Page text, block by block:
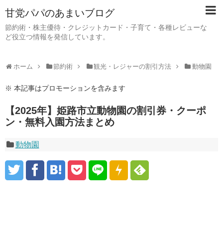
甘党パパのあまいブログ
節約術・株主優待・クレジットカード・子育て・各種レビューな
ど役立つ情報を発信しています。
ホーム 節約術 観光・レジャーの割引方法 動物園
※ 本記事はプロモーションを含みます
【2025年】姫路市立動物園の割引券・クーポ
ン・無料入園方法まとめ
動物園